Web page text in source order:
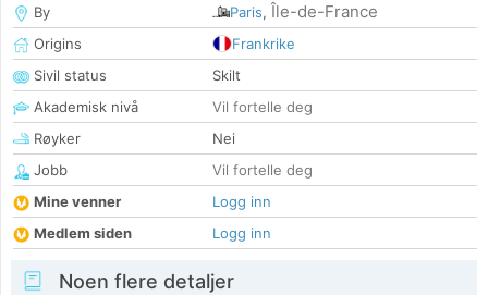
By
Paris, Île-de-France
Origins
Frankrike
Sivil status
Skilt
Akademisk nivå
Vil fortelle deg
Røyker
Nei
Jobb
Vil fortelle deg
Mine venner
Logg inn
Medlem siden
Logg inn
Noen flere detaljer